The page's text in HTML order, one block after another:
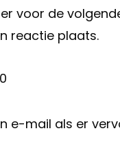
voor de
reactie plaats.
e-mail als er